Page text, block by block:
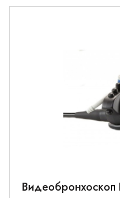
Видеобронхоскоп